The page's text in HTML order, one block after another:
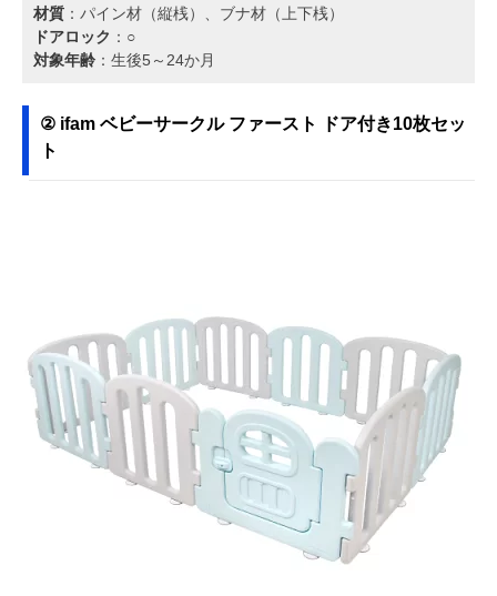
材質 ：パイン材（縦桟）、ブナ材（上下桟）
ドアロック ：○
対象年齢 ：生後5～24か月
② ifam ベビーサークル ファースト ドア付き10枚セッ
ト